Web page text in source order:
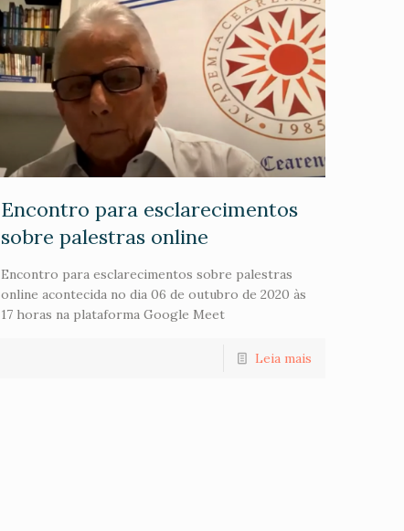
Encontro para esclarecimentos
sobre palestras online
Encontro para esclarecimentos sobre palestras
online acontecida no dia 06 de outubro de 2020 às
17 horas na plataforma Google Meet
Leia mais